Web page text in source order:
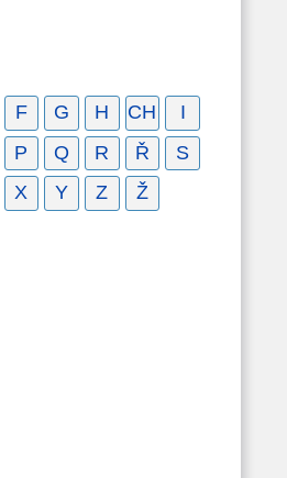
F G H CH
I
P Q R Ř
S
X Y Z Ž